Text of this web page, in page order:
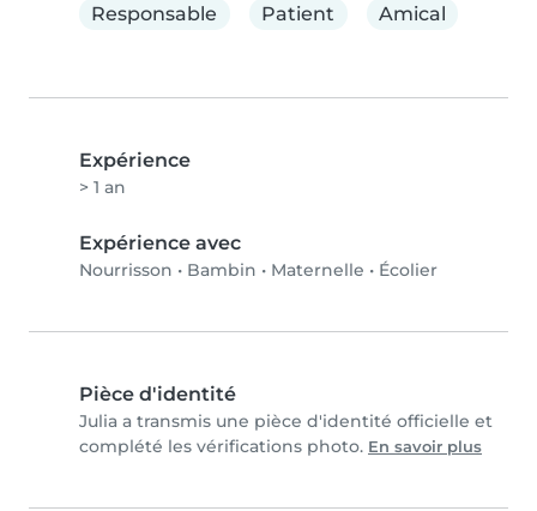
Responsable
Patient Amical
Expérience
> 1 an
Expérience avec
Nourrisson • Bambin • Maternelle • Écolier
Pièce d'identité
Julia a transmis une pièce d'identité officielle et
complété les vérifications photo. En savoir plus